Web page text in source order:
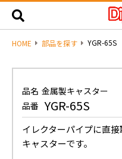
HOME 部品を探す YGR-65S
品名 金属製キャスター
品番 YGR-65S
イレクターパイプに直
キャスターです。